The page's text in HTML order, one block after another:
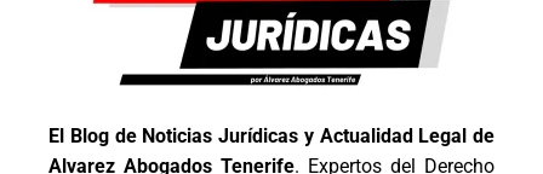
El Blog de Noticias Jurídicas y Actualidad Legal de
Alvarez Abogados Tenerife. Expertos del Derecho